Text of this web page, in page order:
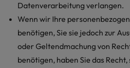
Datenverarbeitung verlangen.
Wenn wir Ihre
benötigen, Sie sie jedoch zur
oder Geltendmachung von
benötigen, haben Sie das